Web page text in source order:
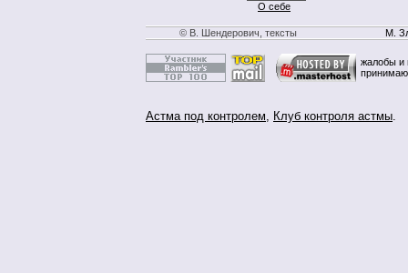
О себе
© В. Шендерович, тексты М.
жалобы и
Астма под контролем, Клуб контроля астмы.